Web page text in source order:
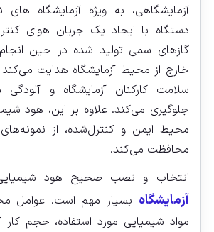
آزمایشگاهی، به ویژه آزمایشگاه‌
دستگاه با ایجاد یک جریان هوای
گازهای سمی تولید شده در حین
خارج از محیط آزمایشگاه هدایت می‌کند
سلامت کارکنان آزمایشگاه و آلودگی
جلوگیری می‌کند. علاوه بر این، هود
محیط ایمن و کنترل‌شده، از نمونه‌های
محافظت می‌کند.
انتخاب و نصب صحیح هود
آزمایشگاه‌ بسیار مهم است. عوامل
مواد شیمیایی مورد استفاده، حجم کار